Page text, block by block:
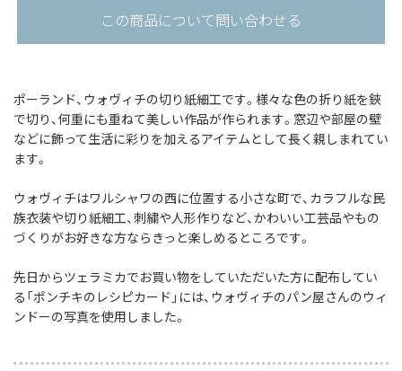
この商品について問い合わせる
ポーランド、ウォヴィチの切り紙細工です。 様々な色の折り紙を鋏
で切り、何重にも重ねて美しい作品が作られます。 窓辺や部屋の壁
などに飾って生活に彩りを加えるアイテムとして長く親しまれてい
ます。
ウォヴィチはワルシャワの西に位置する小さな町で、 カラフルな民
族衣装や切り紙細工、刺繍や人形作りなど、かわいい工芸品やもの
づくりがお好きな方ならきっと楽しめるところです。
先日からツェラミカでお買い物をしていただいた方に配布してい
る「ポンチキのレシピカード」には、 ウォヴィチのパン屋さんのウィ
ンドーの写真を使用しました。